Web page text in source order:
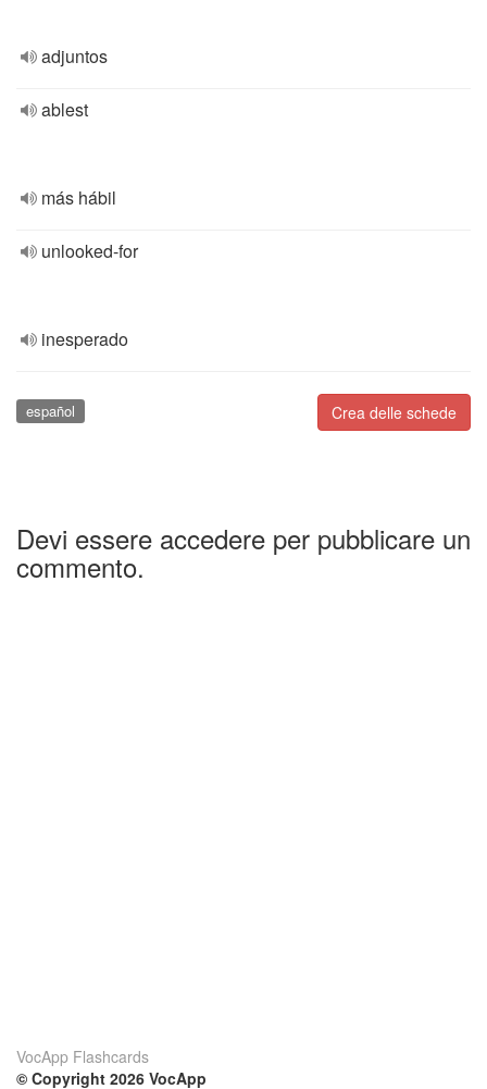
adjuntos
ablest
más hábil
unlooked-for
inesperado
Crea delle schede
español
Devi essere accedere per pubblicare un
commento.
VocApp Flashcards
© Copyright 2026 VocApp